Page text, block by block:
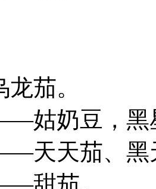
茄。
姑奶豆，黑
天天茄、黑